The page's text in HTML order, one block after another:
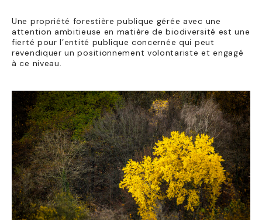
Une propriété forestière publique gérée avec une
attention ambitieuse en matière de biodiversité est une
fierté pour l’entité publique concernée qui peut
revendiquer un positionnement volontariste et engagé
à ce niveau.